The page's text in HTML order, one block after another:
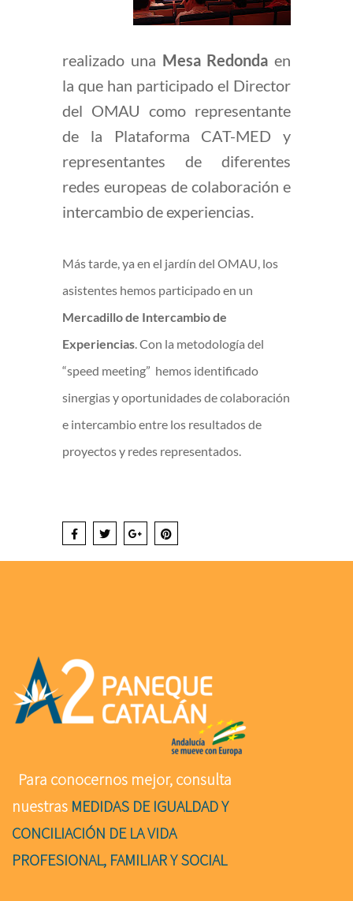
realizado una Mesa Redonda en
la que han participado el Director
del OMAU como representante
de la Plataforma CAT-MED y
representantes de diferentes
redes europeas de colaboración e
intercambio de experiencias.
Más tarde, ya en el jardín del OMAU, los
asistentes hemos participado en un
Mercadillo de Intercambio de
Experiencias. Con la metodología del
“speed meeting” hemos identificado
sinergias y oportunidades de colaboración
e intercambio entre los resultados de
proyectos y redes representados.
Para conocernos mejor, consulta
nuestras MEDIDAS DE IGUALDAD Y
CONCILIACIÓN DE LA VIDA
PROFESIONAL, FAMILIAR Y SOCIAL